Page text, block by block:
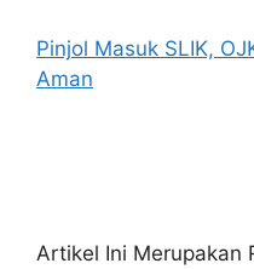
Pinjol Masuk SLIK,
Aman
Artikel Ini Merupakan